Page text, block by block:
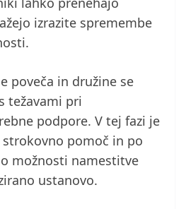
izrazite spremembe
poveča in družine se
težavami pri
podpore. V tej fazi je
pomoč in po
možnosti namestitve
ustanovo.